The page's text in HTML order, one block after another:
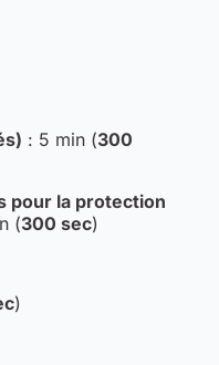
: 5 min (300
pour la protection
(300 sec)
)